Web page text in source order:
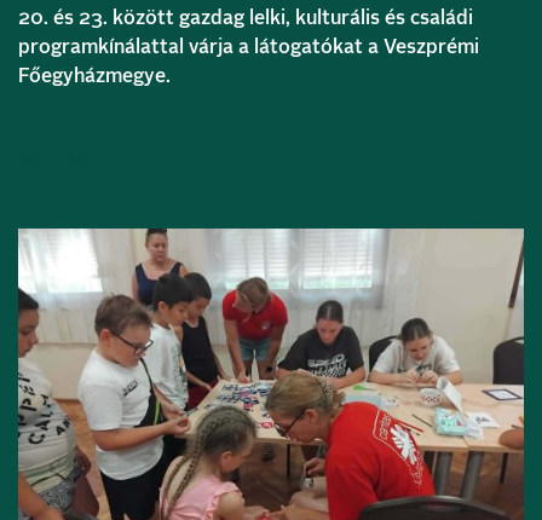
20. és 23. között gazdag lelki, kulturális és családi
programkínálattal várja a látogatókat a Veszprémi
Főegyházmegye.